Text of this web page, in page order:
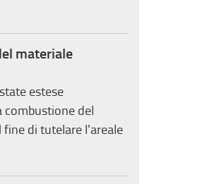
materiale
estese
combustione del
di tutelare l'areale